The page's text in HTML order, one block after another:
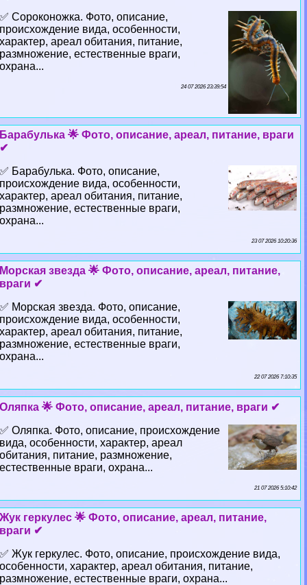
✅ Сороконожка. Фото, описание,
происхождение вида, особенности,
хаpaктер, ареал обитания, питание,
размножение, естественные враги,
охрана...
24 07 2026 23:39:54
Баpaбулька 🌟 Фото, описание, ареал, питание, враги
✔
✅ Баpaбулька. Фото, описание,
происхождение вида, особенности,
хаpaктер, ареал обитания, питание,
размножение, естественные враги,
охрана...
23 07 2026 10:20:36
Морская звезда 🌟 Фото, описание, ареал, питание,
враги ✔
✅ Морская звезда. Фото, описание,
происхождение вида, особенности,
хаpaктер, ареал обитания, питание,
размножение, естественные враги,
охрана...
22 07 2026 7:10:35
Оляпка 🌟 Фото, описание, ареал, питание, враги ✔
✅ Оляпка. Фото, описание, происхождение
вида, особенности, хаpaктер, ареал
обитания, питание, размножение,
естественные враги, охрана...
21 07 2026 5:10:42
Жук геркулес 🌟 Фото, описание, ареал, питание,
враги ✔
✅ Жук геркулес. Фото, описание, происхождение вида,
особенности, хаpaктер, ареал обитания, питание,
размножение, естественные враги, охрана...